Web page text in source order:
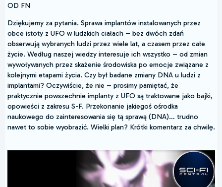
OD FN
Dziękujemy za pytania. Sprawa implantów instalowanych przez
obce istoty z UFO w ludzkich ciałach – bez dwóch zdań
obserwują wybranych ludzi przez wiele lat, a czasem przez całe
życie. Według naszej wiedzy interesuje ich wszystko – od zmian
wywoływanych przez skażenie środowiska po emocje związane z
kolejnymi etapami życia. Czy był badane zmiany DNA u ludzi z
implantami? Oczywiście, że nie – prosimy pamiętać, że
praktycznie powszechnie implanty z UFO są traktowane jako bajki,
opowieści z zakresu S-F. Przekonanie jakiegoś ośrodka
naukowego do zainteresowania się tą sprawą (DNA)… trudno
nawet to sobie wyobrazić. Wielki plan? Krótki komentarz za chwilę.